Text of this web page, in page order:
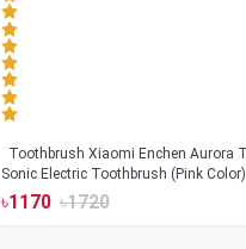
Toothbrush Xiaomi Enchen Aurora T+
Sonic Electric Toothbrush (Pink Color)
৳1170 ৳1720